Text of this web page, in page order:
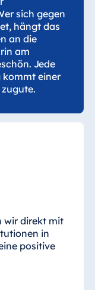
sich gegen
hängt das
an die
am
Jede
einer
wir direkt mit
in
positive